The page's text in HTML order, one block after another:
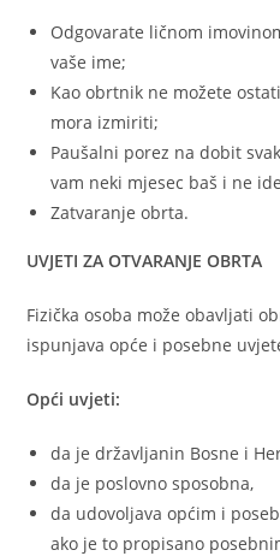
Odgovarate ličnom
vaše ime;
Kao obrtnik ne možete
mora izmiriti;
Paušalni porez na dobit
vam neki mjesec baš i ne
Zatvaranje obrta.
UVJETI ZA OTVARANJE OBRTA
Fizička osoba može obavljati
ispunjava opće i posebne
Opći uvjeti:
da je državljanin Bosne i
da je poslovno sposobna,
da udovoljava općim i
ako je to propisano